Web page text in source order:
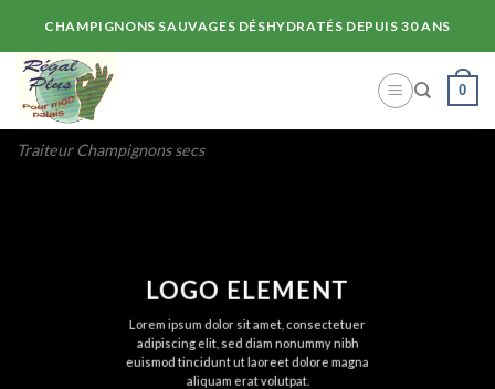
content
CHAMPIGNONS SAUVAGES DÉSHYDRATÉS DEPUIS 30 ANS
Traiteur Champignons secs
0
LOGO ELEMENT
Lorem ipsum dolor sit amet, consectetuer
adipiscing elit, sed diam nonummy nibh
euismod tincidunt ut laoreet dolore magna
aliquam erat volutpat.